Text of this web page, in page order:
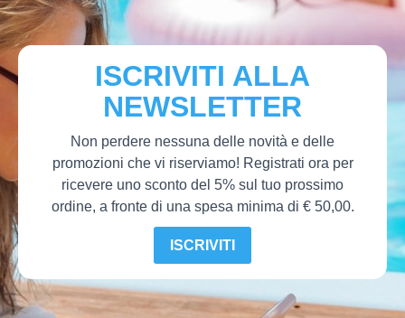
ISCRIVITI ALLA
NEWSLETTER
Non perdere nessuna delle novità e delle
promozioni che vi riserviamo! Registrati ora per
ricevere uno sconto del 5% sul tuo prossimo
ordine, a fronte di una spesa minima di € 50,00.
ISCRIVITI